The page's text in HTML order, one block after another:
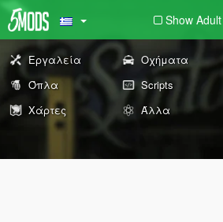
Show Adult
Εργαλεία Οχήματα
Όπλα
Scripts
Χάρτες
Άλλα